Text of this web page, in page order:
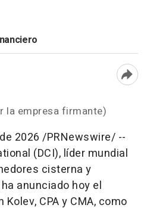
la empresa firmante)
2026 /PRNewswire/ --
(DCI), líder mundial
cisterna y
anunciado hoy el
CPA y CMA, como